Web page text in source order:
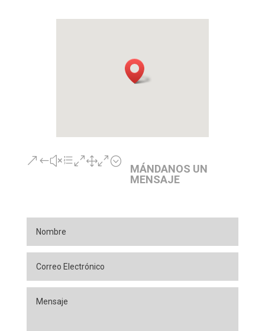
&#xe010;
MÁNDANOS UN
MENSAJE